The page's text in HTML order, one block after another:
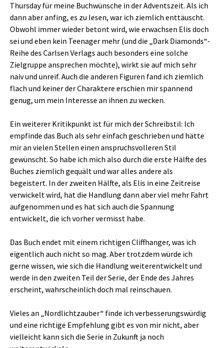
Thursday für meine Buchwünsche in der Adventszeit. Als ich
dann aber anfing, es zu lesen, war ich ziemlich enttäuscht.
Obwohl immer wieder betont wird, wie erwachsen Elis doch
sei und eben kein Teenager mehr (und die „Dark Diamonds“-
Reihe des Carlsen Verlags auch besonders eine solche
Zielgruppe ansprechen möchte), wirkt sie auf mich sehr
naiv und unreif. Auch die anderen Figuren fand ich ziemlich
flach und keiner der Charaktere erschien mir spannend
genug, um mein Interesse an ihnen zu wecken.
Ein weiterer Kritikpunkt ist für mich der Schreibstil: Ich
empfinde das Buch als sehr einfach geschrieben und hätte
mir an vielen Stellen einen anspruchsvolleren Stil
gewünscht. So habe ich mich also durch die erste Hälfte des
Buches ziemlich gequält und war alles andere als
begeistert. In der zweiten Hälfte, als Elis in eine Zeitreise
verwickelt wird, hat die Handlung dann aber viel mehr Fahrt
aufgenommen und es hat sich auch die Spannung
entwickelt, die ich vorher vermisst habe.
Das Buch endet mit einem richtigen Cliffhanger, was ich
eigentlich auch nicht so mag. Aber trotzdem würde ich
gerne wissen, wie sich die Handlung weiterentwickelt und
werde in den zweiten Teil der Serie, der Ende des Jahres
erscheint, wahrscheinlich doch mal reinschauen.
Vieles an „Nordlichtzauber“ finde ich verbesserungswürdig
und eine richtige Empfehlung gibt es von mir nicht, aber
vielleicht kann sich die Serie in Zukunft ja noch